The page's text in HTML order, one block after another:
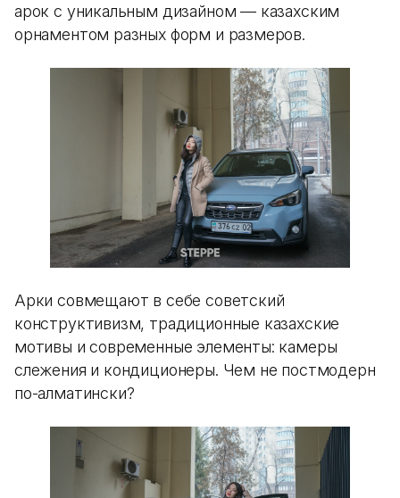
арок с уникальным дизайном — казахским
орнаментом разных форм и размеров.
Арки совмещают в себе советский
конструктивизм, традиционные казахские
мотивы и современные элементы: камеры
слежения и кондиционеры. Чем не постмодерн
по-алматински?